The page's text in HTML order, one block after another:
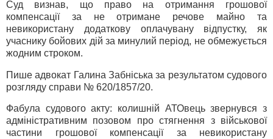
Суд визнав, що право на отримання грошової
компенсації за не отримане речове майно та
невикористану додаткову оплачувану відпустку, як
учаснику бойових дій за минулий період, не обмежується
жодним строком.
Пише адвокат Галина Забніська за результатом судового
розгляду справи № 620/1857/20.
Фабула судового акту: колишній АТОвець звернувся з
адміністративним позовом про стягнення з військової
частини грошової компенсації за невикористану